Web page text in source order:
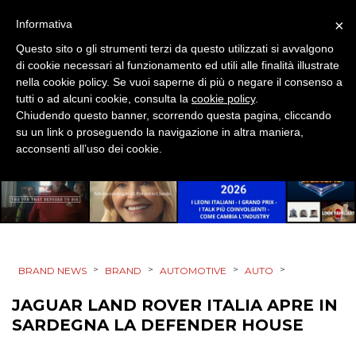
CASE HISTORY
OPINIONI
BRAND NEWS > BRAND > AUTOMOTIVE > AUTO >
JAGUAR LAND ROVER ITALIA APRE IN
SARDEGNA LA DEFENDER HOUSE
×
Informativa
Questo sito o gli strumenti terzi da questo utilizzati si avvalgono
di cookie necessari al funzionamento ed utili alle finalità illustrate
nella cookie policy. Se vuoi saperne di più o negare il consenso a
tutti o ad alcuni cookie, consulta la cookie policy.
Chiudendo questo banner, scorrendo questa pagina, cliccando
su un link o proseguendo la navigazione in altra maniera,
acconsenti all’uso dei cookie.